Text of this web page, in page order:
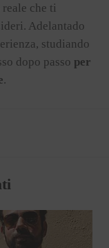
che ti
Adelantado
studiando
dopo passo per
.